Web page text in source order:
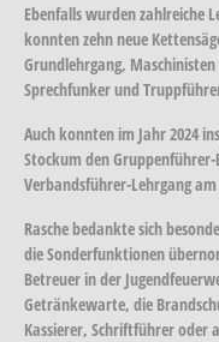
Ebenfalls wurden zahlreiche
konnten zehn neue
Grundlehrgang,
Sprechfunker und
Auch konnten im Jahr 2024
Stockum den
Verbandsführer-Lehrgang
Rasche bedankte sich
die Sonderfunktionen
Betreuer in der
Getränkewarte, die
Kassierer, Schriftführer oder